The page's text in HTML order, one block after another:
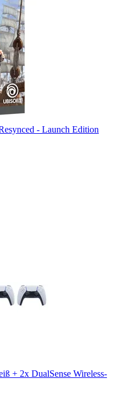
- Launch Edition
+ 2x DualSense Wireless-